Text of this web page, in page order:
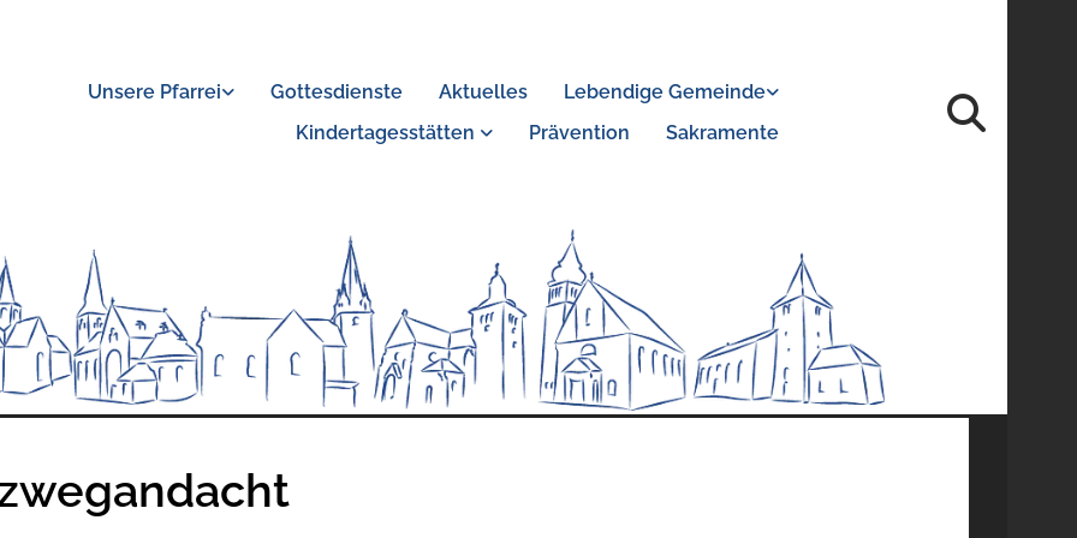
Unsere Pfarrei Gottesdienste Aktuelles
Lebendige Gemeinde
Kindertagesstätten
Prävention Sakramente